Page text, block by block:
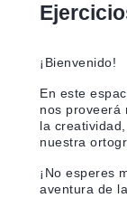
¡Bienvenido!
En este
nos proveerá
la
nuestra
¡No esperes
aventura de